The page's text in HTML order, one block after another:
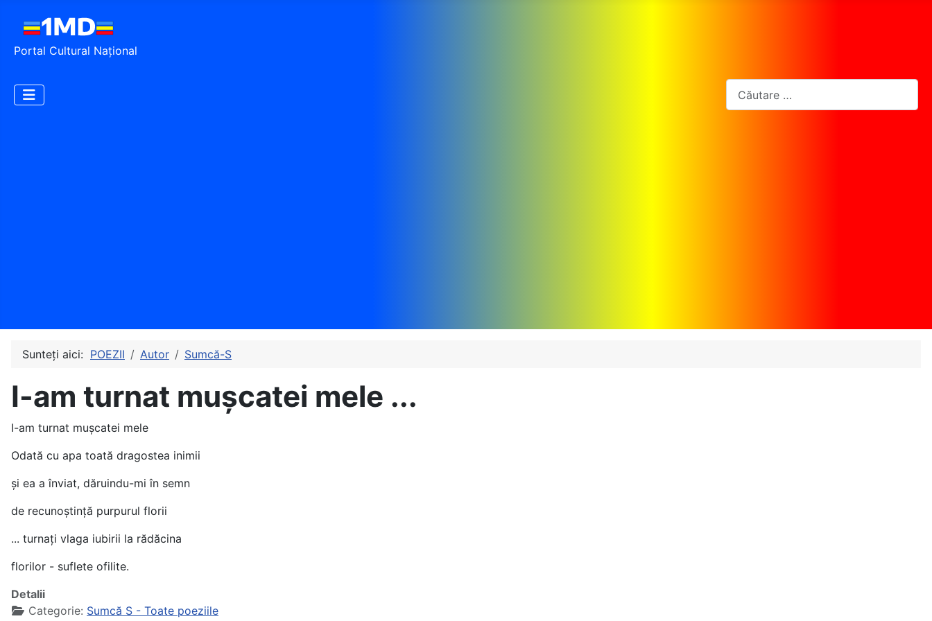
Portal Cultural Național
Sunteți aici: POEZII Autor Sumcă-S
I-am turnat mușcatei mele ...
I-am turnat mușcatei mele
Odată cu apa toată dragostea inimii
și ea a înviat, dăruindu-mi în semn
de recunoștință purpurul florii
... turnați vlaga iubirii la rădăcina
florilor - suflete ofilite.
Detalii
Categorie: Sumcă S - Toate poeziile